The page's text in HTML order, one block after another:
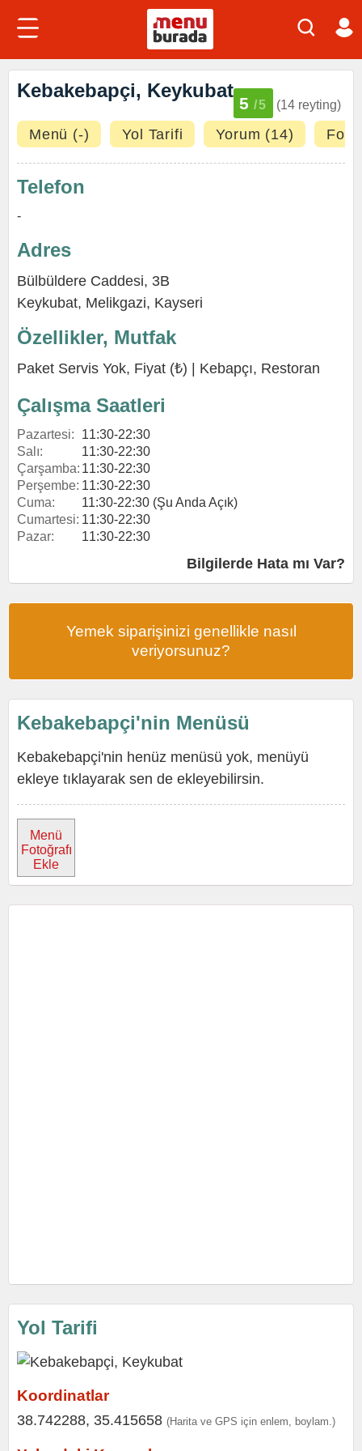
Kebakebapçi, Keykubat
5 /5 (14 reyting)
Menü (-) Yol Tarifi Yorum (14)
Telefon
-
Adres
Bülbüldere Caddesi, 3B
Keykubat, Melikgazi, Kayseri
Özellikler, Mutfak
Paket Servis Yok, Fiyat (₺) | Kebapçı, Restoran
Çalışma Saatleri
Pazartesi:
11:30-22:30
Salı:
11:30-22:30
Çarşamba: 11:30-22:30
Perşembe: 11:30-22:30
Cuma:
11:30-22:30 (Şu Anda Açık)
Cumartesi: 11:30-22:30
Pazar:
11:30-22:30
Bilgilerde Hata mı Var?
Yemek siparişinizi genellikle nasıl
veriyorsunuz?
Kebakebapçi'nin Menüsü
Kebakebapçi'nin henüz menüsü yok, menüyü
ekleye tıklayarak sen de ekleyebilirsin.
Menü
Fotoğrafı
Ekle
Yol Tarifi
Koordinatlar
38.742288, 35.415658 (Harita ve GPS için enlem, boylam.)